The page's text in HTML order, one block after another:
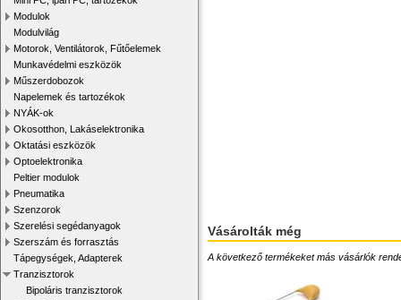
Modulok
Modulvilág
Motorok, Ventilátorok, Fűtőelemek
Munkavédelmi eszközök
Műszerdobozok
Napelemek és tartozékok
NYÁK-ok
Okosotthon, Lakáselektronika
Oktatási eszközök
Optoelektronika
Peltier modulok
Pneumatika
Szenzorok
Szerelési segédanyagok
Szerszám és forrasztás
Tápegységek, Adapterek
Tranzisztorok
Bipoláris tranzisztorok
Vásárolták még
A következő termékeket más vásárlók